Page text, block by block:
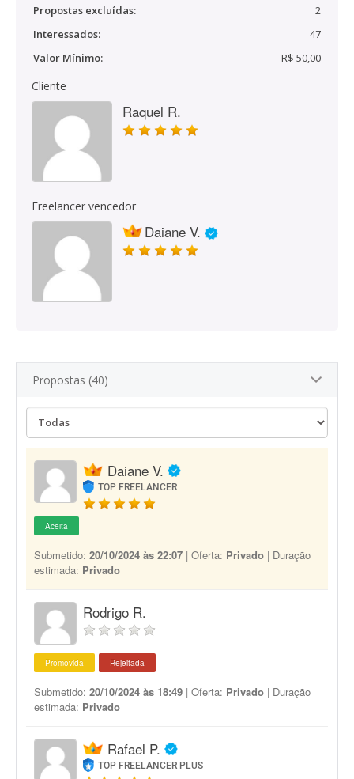
Propostas excluídas:
2
Interessados:
47
Valor Mínimo:
R$ 50,00
Cliente
Raquel R.
Freelancer vencedor
Daiane V.
Propostas (40)
Daiane V.
TOP FREELANCER
Aceita
Submetido: 20/10/2024 às 22:07 | Oferta: Privado | Duração
estimada: Privado
Rodrigo R.
Promovida Rejeitada
Submetido: 20/10/2024 às 18:49 | Oferta: Privado | Duração
estimada: Privado
Rafael P.
TOP FREELANCER PLUS